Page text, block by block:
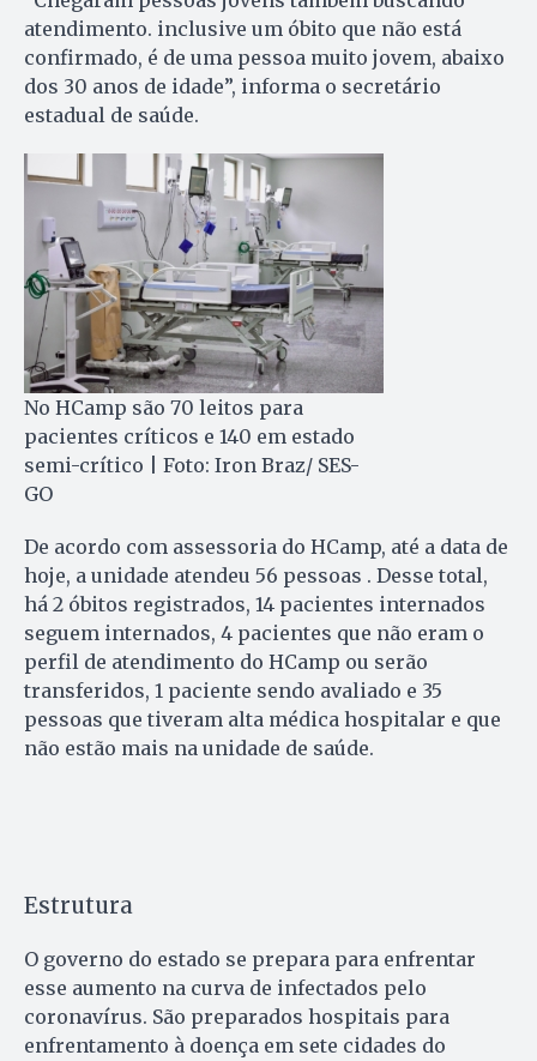
atendimento. inclusive um óbito que não está
confirmado, é de uma pessoa muito jovem, abaixo
dos 30 anos de idade”, informa o secretário
estadual de saúde.
No HCamp são 70 leitos para
pacientes críticos e 140 em estado
semi-crítico | Foto: Iron Braz/ SES-
GO
De acordo com assessoria do HCamp, até a data de
hoje, a unidade atendeu 56 pessoas . Desse total,
há 2 óbitos registrados, 14 pacientes internados
seguem internados, 4 pacientes que não eram o
perfil de atendimento do HCamp ou serão
transferidos, 1 paciente sendo avaliado e 35
pessoas que tiveram alta médica hospitalar e que
não estão mais na unidade de saúde.
Estrutura
O governo do estado se prepara para enfrentar
esse aumento na curva de infectados pelo
coronavírus. São preparados hospitais para
enfrentamento à doença em sete cidades do